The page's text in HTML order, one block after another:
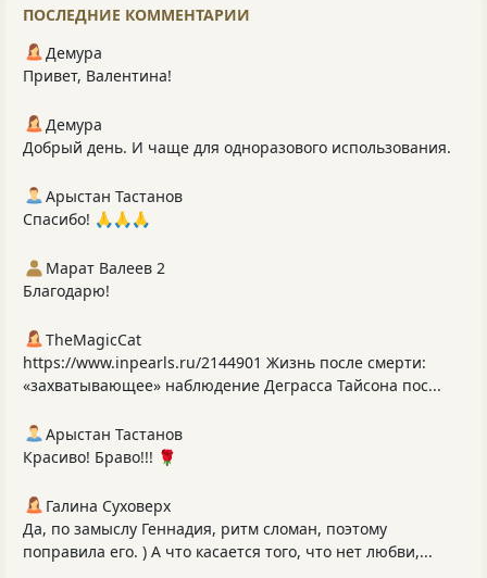
ПОСЛЕДНИЕ КОММЕНТАРИИ
Демура
Привет, Валентина!
Демура
Добрый день. И чаще для одноразового использования.
Арыстан Тастанов
Спасибо! 🙏🙏🙏
Марат Валеев 2
Благодарю!
TheMagicCat
https://www.inpearls.ru/2144901 Жизнь после смерти:
«захватывающее» наблюдение Деграсса Тайсона пос...
Арыстан Тастанов
Красиво! Браво!!! 🌹
Галина Суховерх
Да, по замыслу Геннадия, ритм сломан, поэтому
поправила его. ) А что касается того, что нет любви,...